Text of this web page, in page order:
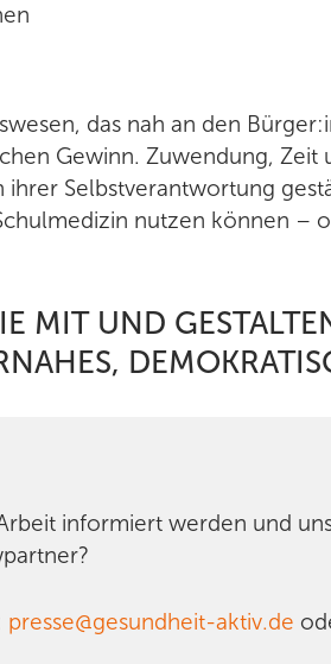
das nah an den
Gewinn. Zuwendung,
Selbstverantwortung
nutzen können –
MIT UND
informiert werden und
presse@gesundheit-aktiv.de